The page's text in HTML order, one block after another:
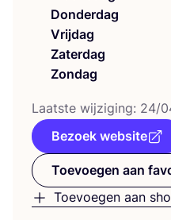
Donderdag
Vrijdag
Zaterdag
Zondag
Laat­ste wij­zi­ging: 24/
Bezoek website
Toevoegen aan
Toevoegen aan